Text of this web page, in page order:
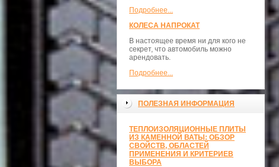
Подробнее...
КОЛЕСА НАПРОКАТ
В настоящее время ни для кого не
секрет, что автомобиль можно
арендовать.
Подробнее...
ПОЛЕЗНАЯ ИНФОРМАЦИЯ
ТЕПЛОИЗОЛЯЦИОННЫЕ ПЛИТЫ
ИЗ КАМЕННОЙ ВАТЫ: ОБЗОР
СВОЙСТВ, ОБЛАСТЕЙ
ПРИМЕНЕНИЯ И КРИТЕРИЕВ
ВЫБОРА